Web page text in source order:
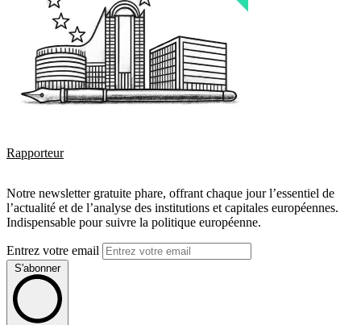
Rapporteur
Notre newsletter gratuite phare, offrant chaque jour l’essentiel de
l’actualité et de l’analyse des institutions et capitales européennes.
Indispensable pour suivre la politique européenne.
Entrez votre email
S'abonner